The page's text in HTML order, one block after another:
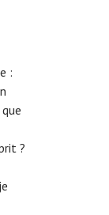
:
?
je